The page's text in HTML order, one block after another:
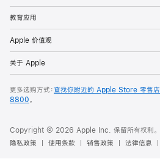
教育应用
Apple 价值观
关于 Apple
更多选购方式：查找你附近的 Apple Store 零售店
8800。
Copyright © 2026 Apple Inc. 保留所有权利。
隐私政策
使用条款 销售政策 法律信息